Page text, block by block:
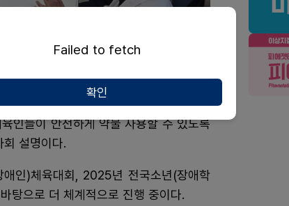
인들이 안전하게 약물 사용할 수 있도록
설명이다.
인)체육대회, 2025년 전국소년(장애학
탕으로 더 체계적으로 진행 중이다.
Failed to fetch
확인